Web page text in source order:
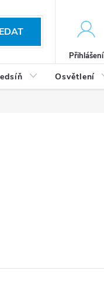
Přihlášení
Osvětlení